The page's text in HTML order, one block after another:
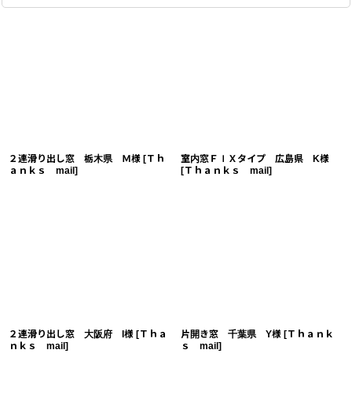
２連滑り出し窓 栃木県 Ｍ様 [Ｔｈ
ａｎｋｓ mail ]
室内窓ＦＩＸタイプ 広島県 K様
[Ｔｈａｎｋｓ mail ]
２連滑り出し窓 大阪府 I様 [Ｔｈａ
ｎｋｓ mail ]
片開き窓 千葉県 Y様 [Ｔｈａｎｋ
ｓ mail ]